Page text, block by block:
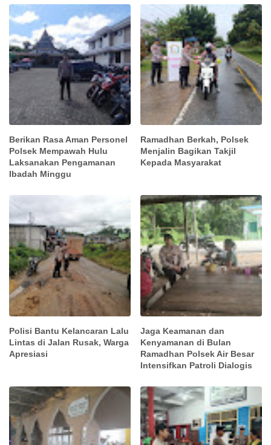
Berikan Rasa Aman Personel
Polsek Mempawah Hulu
Laksanakan Pengamanan
Ibadah Minggu
Ramadhan Berkah, Polsek
Menjalin Bagikan Takjil
Kepada Masyarakat
Polisi Bantu Kelancaran Lalu
Lintas di Jalan Rusak, Warga
Apresiasi
Jaga Keamanan dan
Kenyamanan di Bulan
Ramadhan Polsek Air Besar
Intensifkan Patroli Dialogis